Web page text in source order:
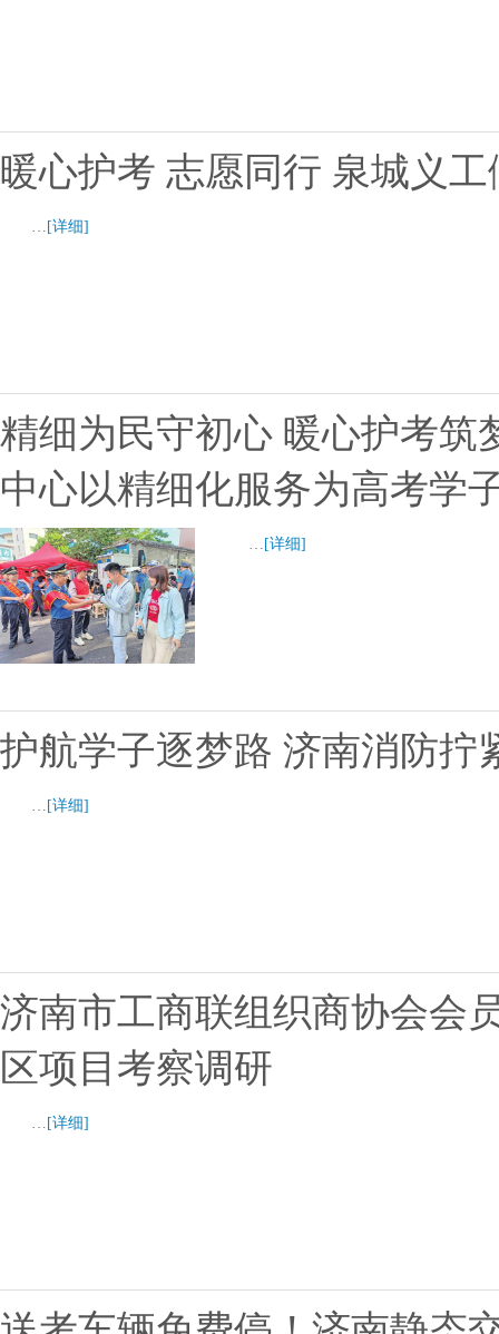
暖心护考 志愿同行 泉城义
… [详细]
精细为民守初心 暖心护考
中心以精细化服务为高考学
… [详细]
护航学子逐梦路 济南消防拧
… [详细]
济南市工商联组织商协会会
区项目考察调研
… [详细]